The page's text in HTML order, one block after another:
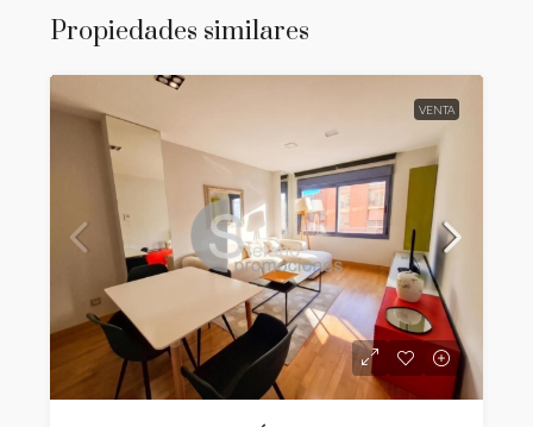
Propiedades similares
VENTA